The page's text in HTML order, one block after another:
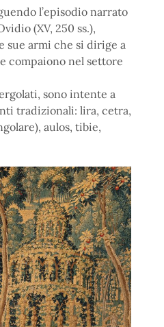
l’episodio narrato
(XV, 250 ss.),
sue armi che si dirige a
compaiono nel settore
sono intente a
tradizionali: lira, cetra,
aulos, tibie,